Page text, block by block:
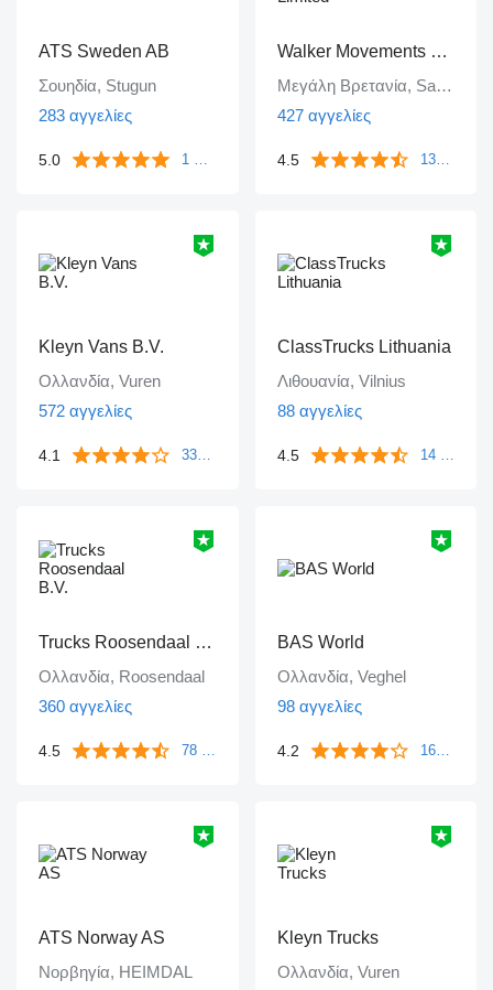
ATS Sweden AB
Σουηδία, Stugun
283 αγγελίες
5.0 1 ανατροφοδότηση
Walker Movements Limited
Μεγάλη Βρετανία, Sawley
427 αγγελίες
4.5 135 ανατροφοδοτήσεις
Kleyn Vans B.V.
Ολλανδία, Vuren
572 αγγελίες
4.1 339 ανατροφοδοτήσεις
ClassTrucks Lithuania
Λιθουανία, Vilnius
88 αγγελίες
4.5 14 ανατροφοδοτήσεις
Trucks Roosendaal B.V.
Ολλανδία, Roosendaal
360 αγγελίες
4.5 78 ανατροφοδοτήσεις
BAS World
Ολλανδία, Veghel
98 αγγελίες
4.2 1643 ανατροφοδοτήσεις
ATS Norway AS
Νορβηγία, HEIMDAL
Kleyn Trucks
Ολλανδία, Vuren